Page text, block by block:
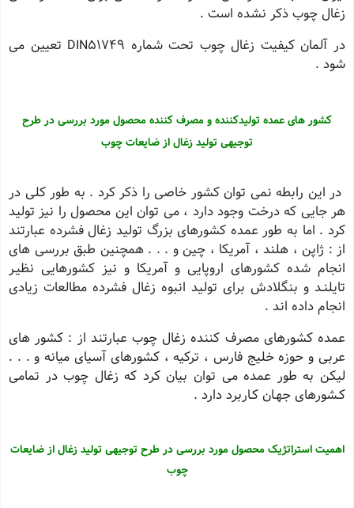
زغال چوب ذکر نشده است .
در آلمان کیفیت زغال چوب تحت شماره DIN51749 تعیین می
شود .
کشور های عمده تولیدکننده و مصرف کننده محصول مورد بررسی در طرح
توجیهی تولید زغال از ضایعات چوب
در این رابطه نمی توان کشور خاصی را ذکر کرد . به طور کلی در
هر جایی که درخت وجود دارد ، می توان این محصول را نیز تولید
کرد . اما به طور عمده کشورهای بزرگ تولید زغال فشرده عبارتند
از : ژاپن ، هلند ، آمریکا ، چین و . . . همچنین طبق بررسی های
انجام شده کشورهای اروپایی و آمریکا و نیز کشورهایی نظیـر
تایلنـد و بنگلادش برای تولید انبوه زغال فشرده مطالعات زیادی
انجام داده اند .
عمده کشورهای مصرف کننده زغال چوب عبارتند از : کشور های
عربی و حوزه خلیج فارس ، ترکیه ، کشورهای آسیای میانه و . . .
لیکن به طور عمده می توان بیان کرد که زغال چوب در تمامی
کـشورهای جهـان کـاربرد دارد .
اهمیت استراتژیک محصول مورد بررسی در طرح توجیهی تولید زغال از ضایعات
چوب